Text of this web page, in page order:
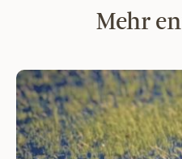
Mehr